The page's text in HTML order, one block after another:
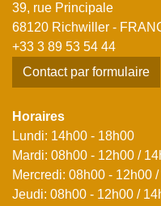
39, rue Principale
68120 Richwiller -
+33 3 89 53 54 44
Contact par formulaire
Horaires
Lundi: 14h00 - 18h00
Mardi: 08h00 - 12h00 /
Mercredi: 08h00 - 12h00
Jeudi: 08h00 - 12h00 /